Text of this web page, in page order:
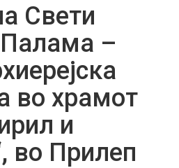
Свети
Палама –
во храмот
и
во Прилеп